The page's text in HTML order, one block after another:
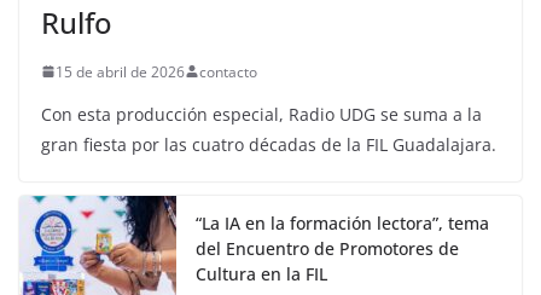
Rulfo
15 de abril de 2026 contacto
Con esta producción especial, Radio UDG se suma a la
gran fiesta por las cuatro décadas de la FIL Guadalajara.
“La IA en la formación lectora”, tema
del Encuentro de Promotores de
Cultura en la FIL